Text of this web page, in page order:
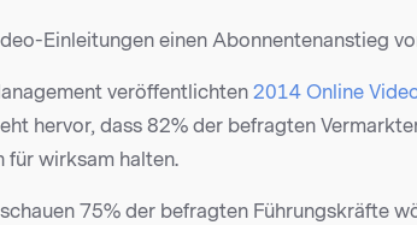
Einleitungen einen Abonnentenanstieg
veröffentlichten 2014 Online
hervor, dass 82% der befragten
für wirksam halten.
75% der befragten Führungskräfte